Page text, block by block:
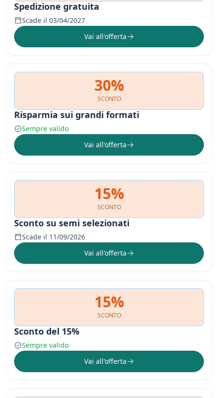
Spedizione gratuita
Scade il 03/04/2027
Vai all'offerta
30%
SCONTO
Risparmia sui grandi formati
Sempre valido
Vai all'offerta
15%
SCONTO
Sconto su semi selezionati
Scade il 11/09/2026
Vai all'offerta
15%
SCONTO
Sconto del 15%
Sempre valido
Vai all'offerta